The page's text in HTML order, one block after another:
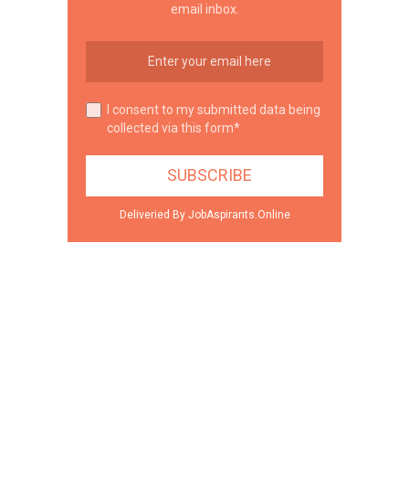
email inbox.
I consent to my submitted data being
collected via this form*
Deliveried By JobAspirants.Online